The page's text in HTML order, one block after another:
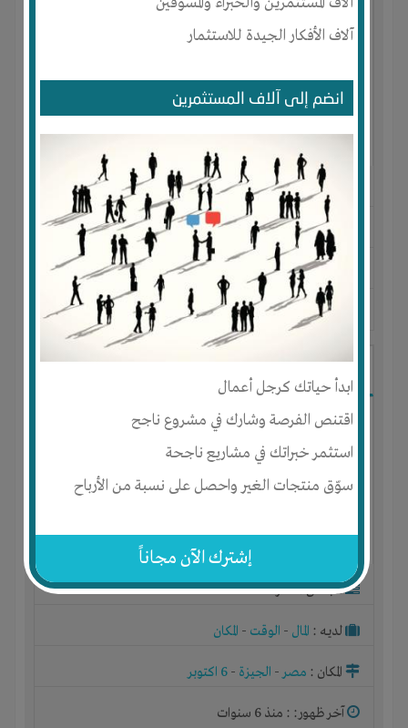
آلاف الأفكار الجيدة للاستثمار
انضم إلى آلاف المستثمرين
ابدأ حياتك كرجل أعمال
اقتنص الفرصة وشارك في مشروع ناجح
استثمر خبراتك في مشاريع ناجحة
سوّق منتجات الغير واحصل على نسبة من الأرباح
إشترك الآن مجاناً
الجنس : ذكر
لديـه :المال
المكان :الامارات العربية المتحدة-ابوظبى -ابوظبى
آخر ظهور: : منذ 5 سنوات
الجنس : ذكر
لديـه : المال - الوقت - المكان
المكان : مصر- الجيزة - 6 اكتوبر
آخر ظهور: : منذ 6 سنوات